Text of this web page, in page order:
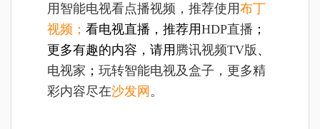
用智能电视看点播视频，推荐使用布丁
视频 ； 看电视直播，推荐用HDP直播 ；
更多有趣的内容，请用 腾讯视频TV版 、
电视家 ； 玩转智能电视及盒子，更多精
彩内容尽在沙发网 。